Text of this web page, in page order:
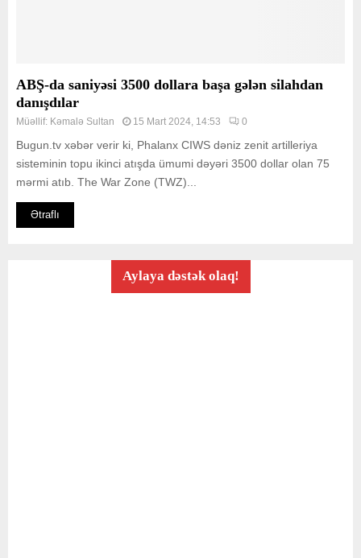
ABŞ-da saniyəsi 3500 dollara başa gələn silahdan
danışdılar
Müəllif: Kəmalə Sultan 15 Mart 2024, 14:53 0
Bugun.tv xəbər verir ki, Phalanx CIWS dəniz zenit artilleriya
sisteminin topu ikinci atışda ümumi dəyəri 3500 dollar olan 75
mərmi atıb. The War Zone (TWZ)...
Ətraflı
Aylaya dəstək olaq!